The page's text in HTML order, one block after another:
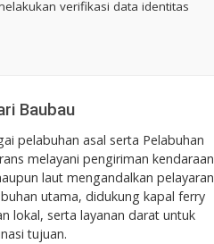
verifikasi data identitas
Baubau
pelabuhan asal serta Pelabuhan
melayani pengiriman kendaraan
laut mengandalkan pelayaran
utama, didukung kapal ferry
lokal, serta layanan darat untuk
tujuan.